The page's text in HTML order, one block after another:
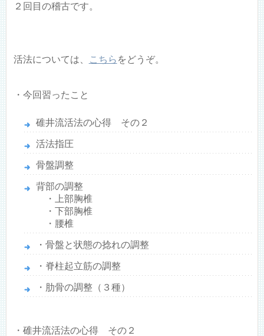
２回目の稽古です。
活法については、 こちら をどうぞ。
・今回習ったこと
碓井流活法の心得 その２
活法指圧
骨盤調整
背部の調整
・上部胸椎
・下部胸椎
・腰椎
・骨盤と状態の捻れの調整
・脊柱起立筋の調整
・肋骨の調整（３種）
・碓井流活法の心得 その２